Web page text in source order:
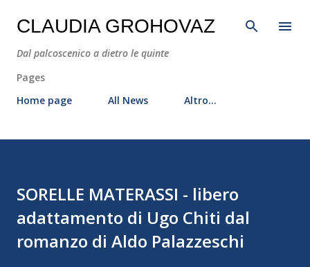
Passa ai contenuti principali
CLAUDIA GROHOVAZ
Dal palcoscenico a dietro le quinte
Pages
Home page
All News Altro…
SORELLE MATERASSI - libero
adattamento di Ugo Chiti dal
romanzo di Aldo Palazzeschi